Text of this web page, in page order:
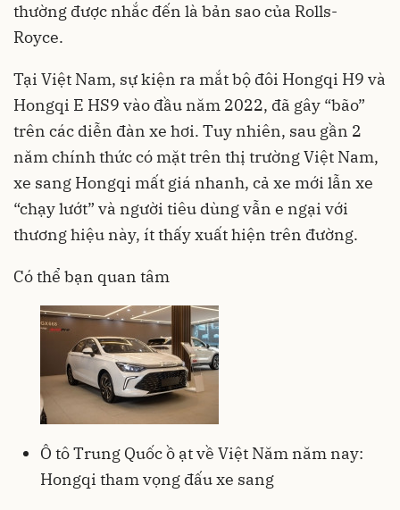
thường được nhắc đến là bản sao của Rolls-
Royce.
Tại Việt Nam, sự kiện ra mắt bộ đôi Hongqi H9 và
Hongqi E HS9 vào đầu năm 2022, đã gây “bão”
trên các diễn đàn xe hơi. Tuy nhiên, sau gần 2
năm chính thức có mặt trên thị trường Việt Nam,
xe sang Hongqi mất giá nhanh, cả xe mới lẫn xe
“chạy lướt” và người tiêu dùng vẫn e ngại với
thương hiệu này, ít thấy xuất hiện trên đường.
Có thể bạn quan tâm
Ô tô Trung Quốc ồ ạt về Việt Năm năm nay:
Hongqi tham vọng đấu xe sang